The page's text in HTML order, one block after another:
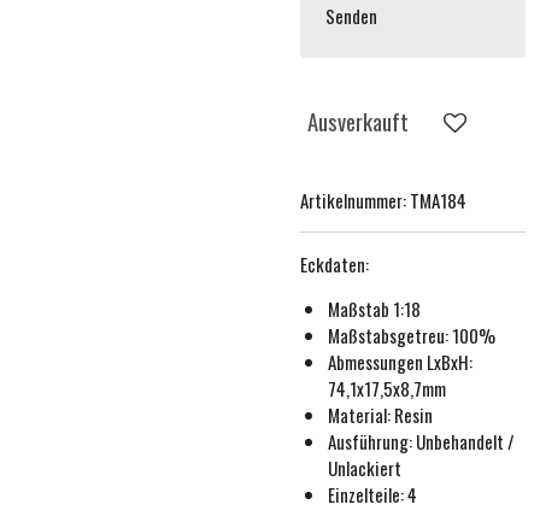
Senden
Ausverkauft
Artikelnummer:TMA184
Eckdaten:
Maßstab 1:18
Maßstabsgetreu:100%
Abmessungen LxBxH:
74,1x17,5x8,7mm
Material: Resin
Ausführung:Unbehandelt /
Unlackiert
Einzelteile: 4